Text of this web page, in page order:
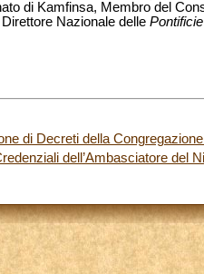
di Kamfinsa, Membro del
Nazionale delle
di Decreti della
dell’Ambasciatore del